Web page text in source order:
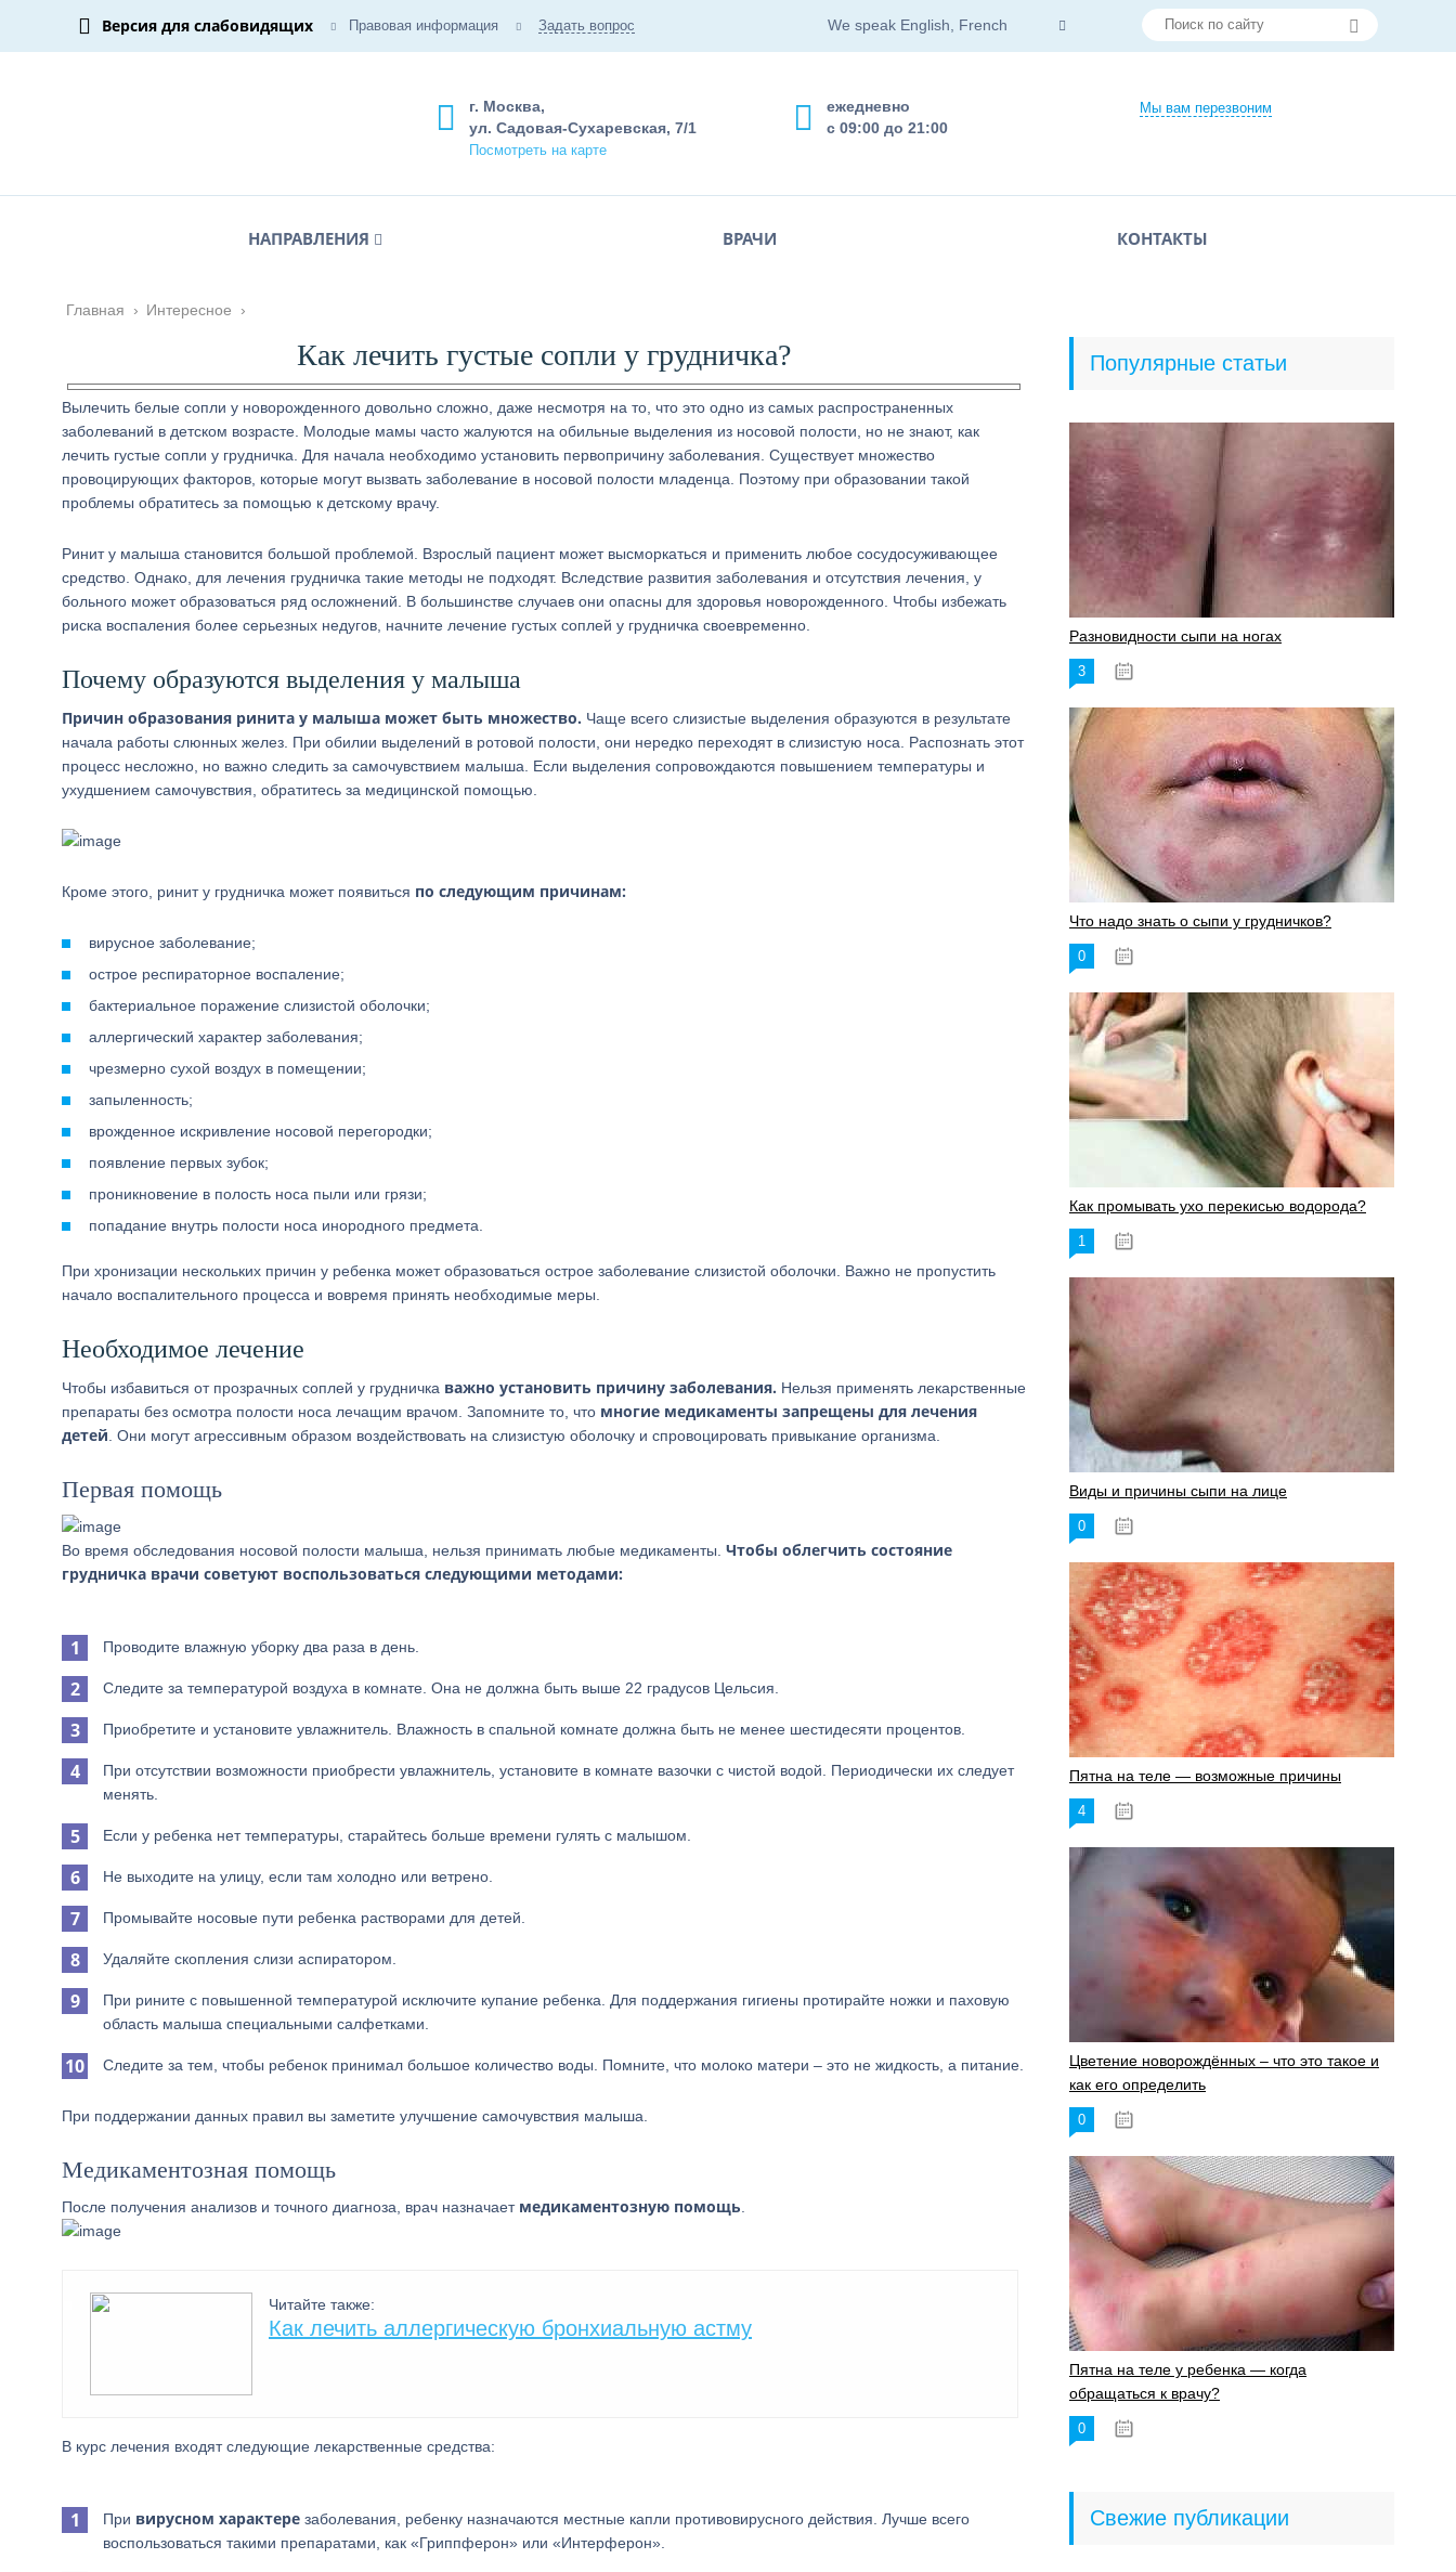
Версия для слабовидящих Правовая информация Задать вопрос We speak English, French
Мы вам перезвоним
ежедневно
с 09:00 до 21:00
г. Москва,
ул. Садовая-Сухаревская, 7/1
Посмотреть на карте
НАПРАВЛЕНИЯ ВРАЧИ КОНТАКТЫ
Главная › Интересное ›
Как лечить густые сопли у грудничка?
Вылечить белые сопли у новорожденного довольно сложно, даже несмотря на то, что это одно из самых распространенных
заболеваний в детском возрасте. Молодые мамы часто жалуются на обильные выделения из носовой полости, но не знают, как
лечить густые сопли у грудничка. Для начала необходимо установить первопричину заболевания. Существует множество
провоцирующих факторов, которые могут вызвать заболевание в носовой полости младенца. Поэтому при образовании такой
проблемы обратитесь за помощью к детскому врачу.
Ринит у малыша становится большой проблемой. Взрослый пациент может высморкаться и применить любое сосудосуживающее
средство. Однако, для лечения грудничка такие методы не подходят. Вследствие развития заболевания и отсутствия лечения, у
больного может образоваться ряд осложнений. В большинстве случаев они опасны для здоровья новорожденного. Чтобы избежать
риска воспаления более серьезных недугов, начните лечение густых соплей у грудничка своевременно.
Почему образуются выделения у малыша
Причин образования ринита у малыша может быть множество. Чаще всего слизистые выделения образуются в результате
начала работы слюнных желез. При обилии выделений в ротовой полости, они нередко переходят в слизистую носа. Распознать этот
процесс несложно, но важно следить за самочувствием малыша. Если выделения сопровождаются повышением температуры и
ухудшением самочувствия, обратитесь за медицинской помощью.
Кроме этого, ринит у грудничка может появиться по следующим причинам:
вирусное заболевание;
острое респираторное воспаление;
бактериальное поражение слизистой оболочки;
аллергический характер заболевания;
чрезмерно сухой воздух в помещении;
запыленность;
врожденное искривление носовой перегородки;
появление первых зубок;
проникновение в полость носа пыли или грязи;
попадание внутрь полости носа инородного предмета.
При хронизации нескольких причин у ребенка может образоваться острое заболевание слизистой оболочки. Важно не пропустить
начало воспалительного процесса и вовремя принять необходимые меры.
Необходимое лечение
Чтобы избавиться от прозрачных соплей у грудничка важно установить причину заболевания. Нельзя применять лекарственные
препараты без осмотра полости носа лечащим врачом. Запомните то, что многие медикаменты запрещены для лечения
детей . Они могут агрессивным образом воздействовать на слизистую оболочку и спровоцировать привыкание организма.
Первая помощь
Во время обследования носовой полости малыша, нельзя принимать любые медикаменты. Чтобы облегчить состояние
грудничка врачи советуют воспользоваться следующими методами:
Проводите влажную уборку два раза в день.
Следите за температурой воздуха в комнате. Она не должна быть выше 22 градусов Цельсия.
Приобретите и установите увлажнитель. Влажность в спальной комнате должна быть не менее шестидесяти процентов.
При отсутствии возможности приобрести увлажнитель, установите в комнате вазочки с чистой водой. Периодически их следует
менять.
Если у ребенка нет температуры, старайтесь больше времени гулять с малышом.
Не выходите на улицу, если там холодно или ветрено.
Промывайте носовые пути ребенка растворами для детей.
Удаляйте скопления слизи аспиратором.
При рините с повышенной температурой исключите купание ребенка. Для поддержания гигиены протирайте ножки и паховую
область малыша специальными салфетками.
Следите за тем, чтобы ребенок принимал большое количество воды. Помните, что молоко матери – это не жидкость, а питание.
При поддержании данных правил вы заметите улучшение самочувствия малыша.
Медикаментозная помощь
После получения анализов и точного диагноза, врач назначает медикаментозную помощь
Читайте также:
Как лечить аллергическую бронхиальную астму
В курс лечения входят следующие лекарственные средства:
При вирусном характере заболевания, ребенку назначаются местные капли противовирусного действия. Лучше всего
воспользоваться такими препаратами, как «Гриппферон» или «Интерферон».
Популярные статьи
Разновидности сыпи на ногах
3
Что надо знать о сыпи у грудничков?
0
Как промывать ухо перекисью водорода?
1
Виды и причины сыпи на лице
0
Пятна на теле — возможные причины
4
Цветение новорождённых – что это такое и
как его определить
0
Пятна на теле у ребенка — когда
обращаться к врачу?
0
Свежие публикации